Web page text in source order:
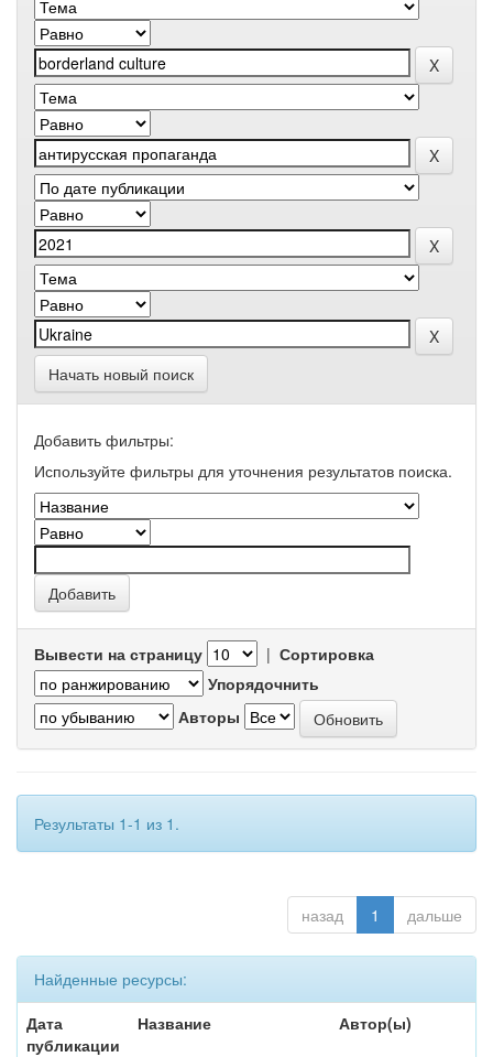
Начать новый поиск
Добавить фильтры:
Используйте фильтры для уточнения результатов поиска.
Вывести на страницу | Сортировка
Упорядочнить
Авторы
Результаты 1-1 из 1.
назад 1 дальше
Найденные ресурсы:
Дата
публикации
Название Автор(ы)